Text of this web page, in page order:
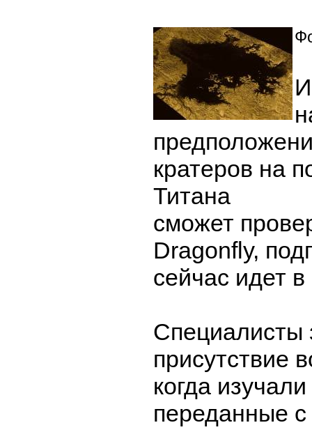
кратеров на
Титана
сможет
Dragonfly,
сейчас идет
Специалисты
присутствие
когда
переданные